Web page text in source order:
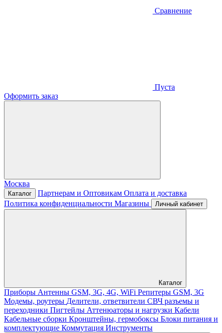
Сравнение
Пуста
Оформить заказ
Москва
Каталог Партнерам и Оптовикам Оплата и доставка
Политика конфиденциальности Магазины Личный кабинет
Каталог
Приборы Антенны GSM, 3G, 4G, WiFi Репитеры GSM, 3G
Модемы, роутеры Делители, ответвители СВЧ разъемы и
переходники Пигтейлы Аттенюаторы и нагрузки Кабели
Кабельные сборки Кронштейны, гермобоксы Блоки питания и
комплектующие Коммутация Инструменты